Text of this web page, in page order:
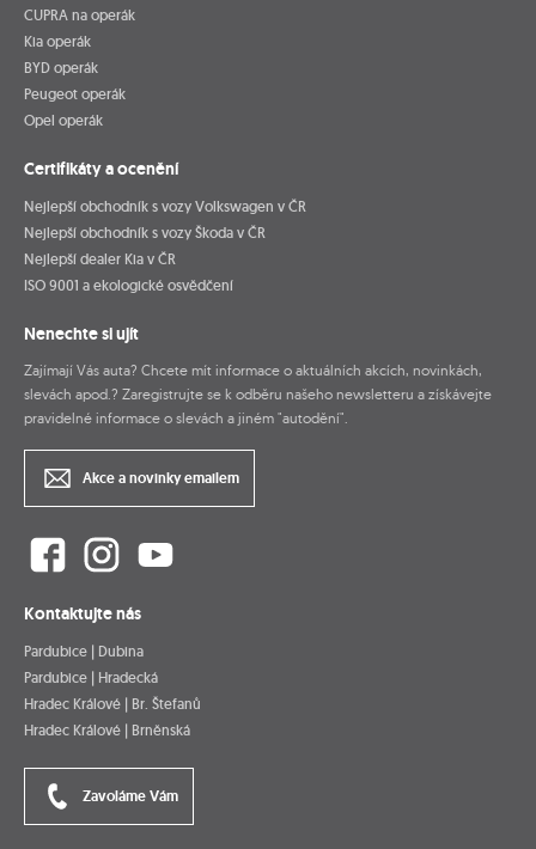
CUPRA na operák
Kia operák
BYD operák
Peugeot operák
Opel operák
Certifikáty a ocenění
Nejlepší obchodník s vozy Volkswagen v ČR
Nejlepší obchodník s vozy Škoda v ČR
Nejlepší dealer Kia v ČR
ISO 9001 a ekologické osvědčení
Nenechte si ujít
Zajímají Vás auta? Chcete mít informace o aktuálních akcích, novinkách,
slevách apod.? Zaregistrujte se k odběru našeho newsletteru a získávejte
pravidelné informace o slevách a jiném "autodění".
Akce a novinky emailem
Kontaktujte nás
Pardubice | Dubina
Pardubice | Hradecká
Hradec Králové | Br. Štefanů
Hradec Králové | Brněnská
Zavoláme Vám